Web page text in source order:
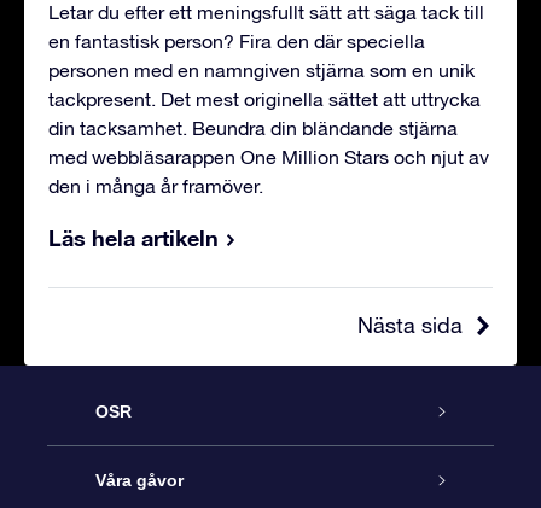
Letar du efter ett meningsfullt sätt att säga tack till
en fantastisk person? Fira den där speciella
personen med en namngiven stjärna som en unik
tackpresent. Det mest originella sättet att uttrycka
din tacksamhet. Beundra din bländande stjärna
med webbläsarappen One Million Stars och njut av
den i många år framöver.
Läs hela artikeln
Nästa sida
OSR
Kundtjänst
Våra gåvor